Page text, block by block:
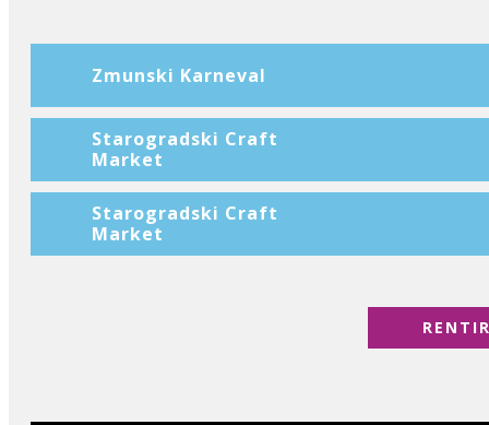
Zmunski Karneval
Starogradski Craft
Market
Starogradski Craft
Market